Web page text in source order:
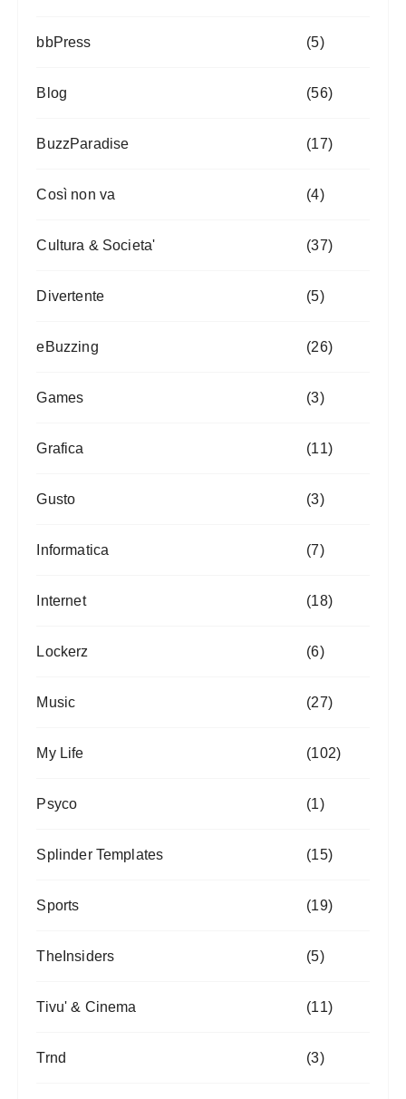
bbPress (5)
Blog (56)
BuzzParadise (17)
Così non va (4)
Cultura & Societa' (37)
Divertente (5)
eBuzzing (26)
Games (3)
Grafica (11)
Gusto (3)
Informatica (7)
Internet (18)
Lockerz (6)
Music (27)
My Life (102)
Psyco (1)
Splinder Templates (15)
Sports (19)
TheInsiders (5)
Tivu' & Cinema (11)
Trnd (3)